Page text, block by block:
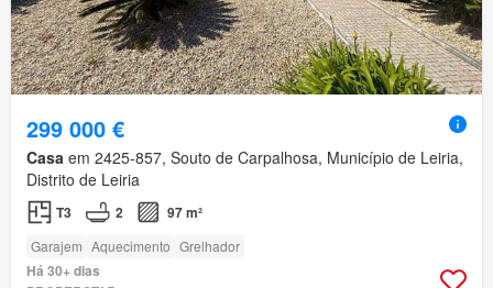
299 000 €
Casa em 2425-857, Souto de Carpalhosa, Município de Leiria,
Distrito de Leiria
T3 2 97 m²
Garajem Aquecimento Grelhador
Há 30+ dias